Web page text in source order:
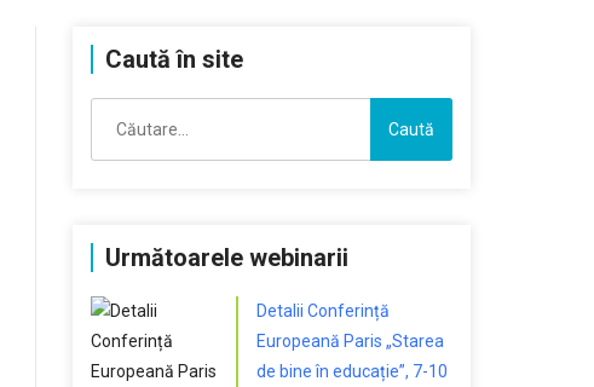
Caută în site
după:
Următoarele webinarii
Detalii Conferință
Europeană Paris „Starea
de bine în educație”, 7-10